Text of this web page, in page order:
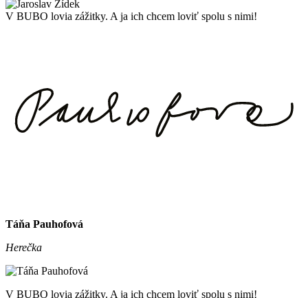
V BUBO lovia zážitky. A ja ich chcem loviť spolu s nimi!
Táňa Pauhofová
Herečka
V BUBO lovia zážitky. A ja ich chcem loviť spolu s nimi!